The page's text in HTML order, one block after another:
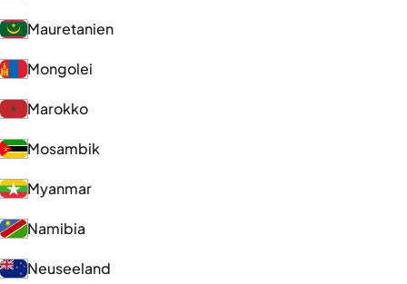
Mauretanien
Mongolei
Marokko
Mosambik
Myanmar
Namibia
Neuseeland